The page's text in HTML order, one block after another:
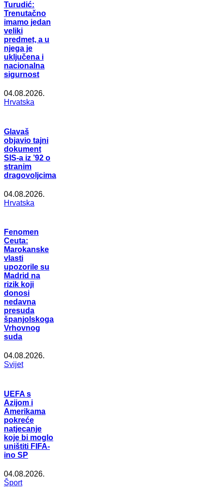
Turudić:
Trenutačno
imamo jedan
veliki
predmet, a u
njega je
uključena i
nacionalna
sigurnost
04.08.2026.
Hrvatska
Glavaš
objavio tajni
dokument
SIS-a iz ’92 o
stranim
dragovoljcima
04.08.2026.
Hrvatska
Fenomen
Ceuta:
Marokanske
vlasti
upozorile su
Madrid na
rizik koji
donosi
nedavna
presuda
španjolskoga
Vrhovnog
suda
04.08.2026.
Svijet
UEFA s
Azijom i
Amerikama
pokreće
natjecanje
koje bi moglo
uništiti FIFA-
ino SP
04.08.2026.
Šport